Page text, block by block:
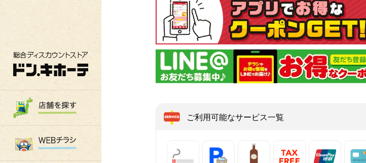
総合ディスカウントストア ドン・キホーテ
ご利用可能なサービス一覧